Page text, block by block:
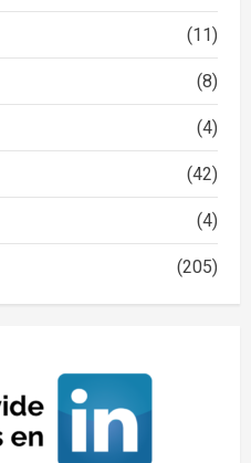
(11)
(8)
(4)
(42)
(4)
(205)